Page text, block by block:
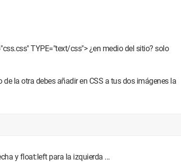
TYPE="text/css"> ¿en medio del sitio? solo
la otra debes añadir en CSS a tus dos imágenes la
y float:left para la izquierda ...